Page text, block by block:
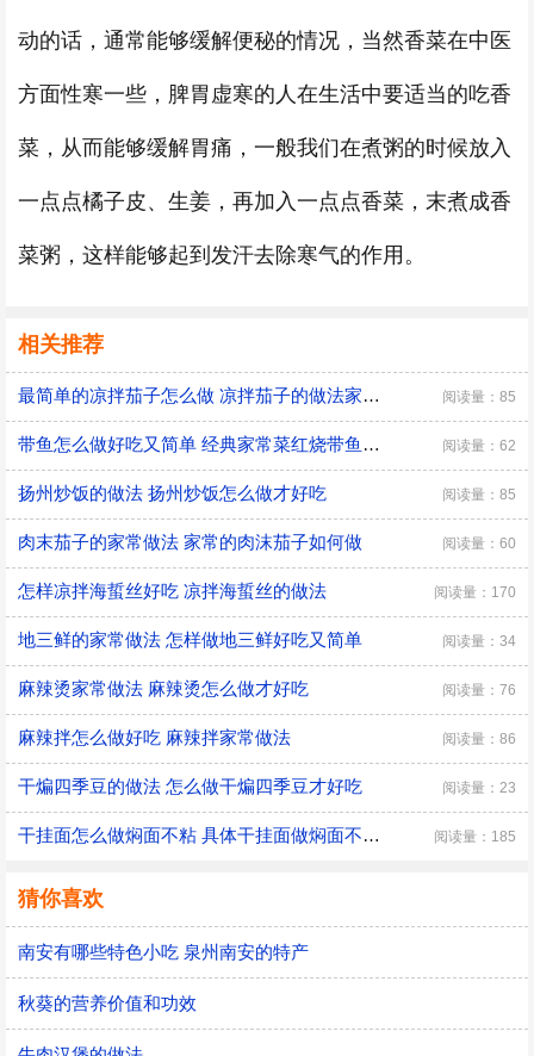
动的话，通常能够缓解便秘的情况，当然香菜在中医
方面性寒一些，脾胃虚寒的人在生活中要适当的吃香
菜，从而能够缓解胃痛，一般我们在煮粥的时候放入
一点点橘子皮、生姜，再加入一点点香菜，末煮成香
菜粥，这样能够起到发汗去除寒气的作用。
相关推荐
最简单的凉拌茄子怎么做 凉拌茄子的做法家常窍门 阅读量：85
带鱼怎么做好吃又简单 经典家常菜红烧带鱼的做法 阅读量：62
扬州炒饭的做法 扬州炒饭怎么做才好吃 阅读量：85
肉末茄子的家常做法 家常的肉沫茄子如何做 阅读量：60
怎样凉拌海蜇丝好吃 凉拌海蜇丝的做法 阅读量：170
地三鲜的家常做法 怎样做地三鲜好吃又简单 阅读量：34
麻辣烫家常做法 麻辣烫怎么做才好吃 阅读量：76
麻辣拌怎么做好吃 麻辣拌家常做法 阅读量：86
干煸四季豆的做法 怎么做干煸四季豆才好吃 阅读量：23
干挂面怎么做焖面不粘 具体干挂面做焖面不粘的方法 阅读量：185
猜你喜欢
南安有哪些特色小吃 泉州南安的特产
秋葵的营养价值和功效